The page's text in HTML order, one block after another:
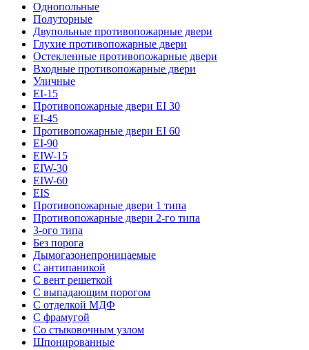
Однопольные
Полуторные
Двупольные противопожарные двери
Глухие противопожарные двери
Остекленные противопожарные двери
Входные противопожарные двери
Уличные
EI-15
Противопожарные двери EI 30
EI-45
Противопожарные двери EI 60
EI-90
EIW-15
EIW-30
EIW-60
EIS
Противопожарные двери 1 типа
Противопожарные двери 2-го типа
3-ого типа
Без порога
Дымогазонепроницаемые
С антипаникой
С вент решеткой
С выпадающим порогом
С отделкой МДФ
С фрамугой
Со стыковочным узлом
Шпонированные